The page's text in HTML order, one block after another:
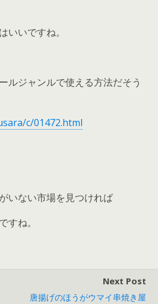
いいですね。
ルジャンルで使える方法だそう
c/01472.html
いない市場を見つければ
すね。
Next Post
唐揚げのほうがウマイ串焼き屋